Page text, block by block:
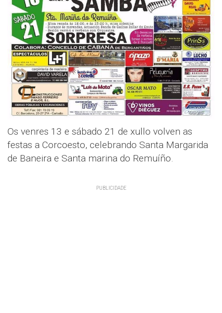
Os venres 13 e sábado 21 de xullo volven as
festas a Corcoesto, celebrando Santa Margarida
de Baneira e Santa marina do Remuíño.